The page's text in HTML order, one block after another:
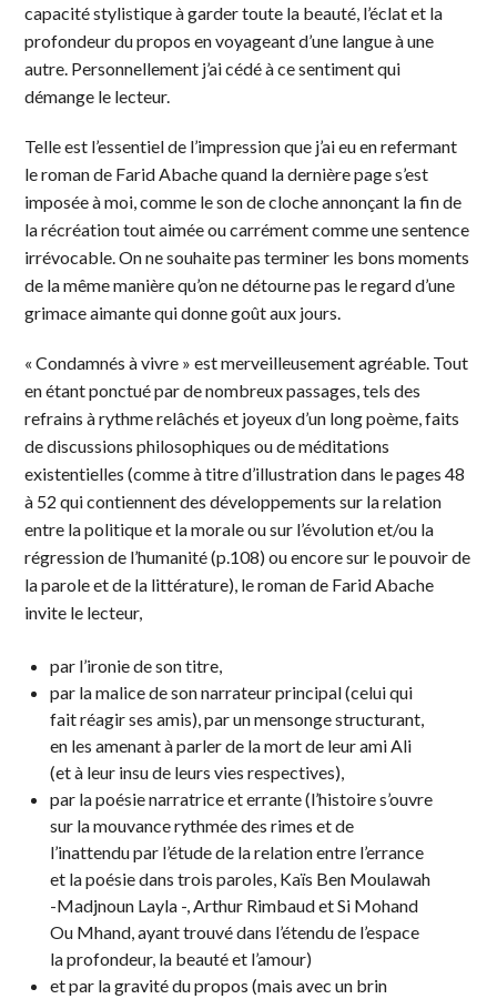
capacité stylistique à garder toute la beauté, l’éclat et la
profondeur du propos en voyageant d’une langue à une
autre. Personnellement j’ai cédé à ce sentiment qui
démange le lecteur.
Telle est l’essentiel de l’impression que j’ai eu en refermant
le roman de Farid Abache quand la dernière page s’est
imposée à moi, comme le son de cloche annonçant la fin de
la récréation tout aimée ou carrément comme une sentence
irrévocable. On ne souhaite pas terminer les bons moments
de la même manière qu’on ne détourne pas le regard d’une
grimace aimante qui donne goût aux jours.
« Condamnés à vivre » est merveilleusement agréable. Tout
en étant ponctué par de nombreux passages, tels des
refrains à rythme relâchés et joyeux d’un long poème, faits
de discussions philosophiques ou de méditations
existentielles (comme à titre d’illustration dans le pages 48
à 52 qui contiennent des développements sur la relation
entre la politique et la morale ou sur l’évolution et/ou la
régression de l’humanité (p.108) ou encore sur le pouvoir de
la parole et de la littérature), le roman de Farid Abache
invite le lecteur,
par l’ironie de son titre,
par la malice de son narrateur principal (celui qui
fait réagir ses amis), par un mensonge structurant,
en les amenant à parler de la mort de leur ami Ali
(et à leur insu de leurs vies respectives),
par la poésie narratrice et errante (l’histoire s’ouvre
sur la mouvance rythmée des rimes et de
l’inattendu par l’étude de la relation entre l’errance
et la poésie dans trois paroles, Kaïs Ben Moulawah
-Madjnoun Layla -, Arthur Rimbaud et Si Mohand
Ou Mhand, ayant trouvé dans l’étendu de l’espace
la profondeur, la beauté et l’amour)
et par la gravité du propos (mais avec un brin